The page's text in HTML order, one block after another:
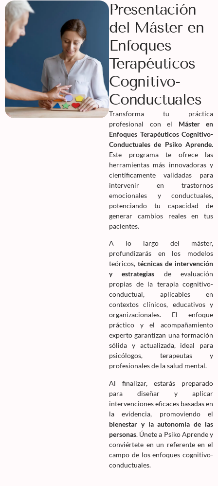
Presentación
del Máster en
Enfoques
Terapéuticos
Cognitivo-
Conductuales
Transforma tu práctica
profesional con el Máster en
Enfoques Terapéuticos Cognitivo-
Conductuales de Psiko Aprende.
Este programa te ofrece las
herramientas más innovadoras y
científicamente validadas para
intervenir en trastornos
emocionales y conductuales,
potenciando tu capacidad de
generar cambios reales en tus
pacientes.
A lo largo del máster,
profundizarás en los modelos
teóricos, técnicas de intervención
y estrategias de evaluación
propias de la terapia cognitivo-
conductual, aplicables en
contextos clínicos, educativos y
organizacionales. El enfoque
práctico y el acompañamiento
experto garantizan una formación
sólida y actualizada, ideal para
psicólogos, terapeutas y
profesionales de la salud mental.
Al finalizar, estarás preparado
para diseñar y aplicar
intervenciones eficaces basadas en
la evidencia, promoviendo el
bienestar y la autonomía de las
personas. Únete a Psiko Aprende y
conviértete en un referente en el
campo de los enfoques cognitivo-
conductuales.